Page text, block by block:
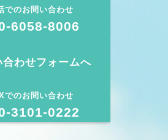
でのお問い合わせ
6058-8006
合わせフォームへ
でのお問い合わせ
3101-0222